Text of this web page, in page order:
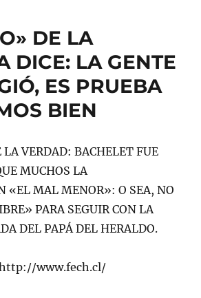
LA
DERECHA
CONTRA
DE LA
DICE: LA GENTE
ES PRUEBA
BIEN
LA VERDAD: BACHELET FUE
MUCHOS LA
«EL MAL MENOR»: O SEA, NO
PARA SEGUIR CON LA
DEL PAPÁ DEL HERALDO.
www.fech.cl/